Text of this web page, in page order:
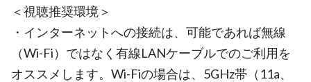
＜視聴推奨環境＞
・インターネットへの接続は、可能であれば無線
（Wi-Fi）ではなく有線LANケーブルでのご利用を
オススメします。Wi-Fiの場合は、5GHz帯（11a、